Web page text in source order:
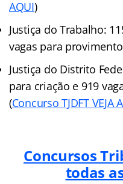
AQUI)
Justiça do Trabalho:
vagas para
Justiça do Distrito
para criação e 919
(Concurso TJDFT VEJA
Concursos
todas